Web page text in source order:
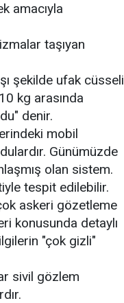
amacıyla
taşıyan
şekilde ufak cüsseli
kg arasında
denir.
mobil
Günümüzde
olan sistem.
tespit edilebilir.
askeri gözetleme
konusunda detaylı
"çok gizli"
sivil gözlem